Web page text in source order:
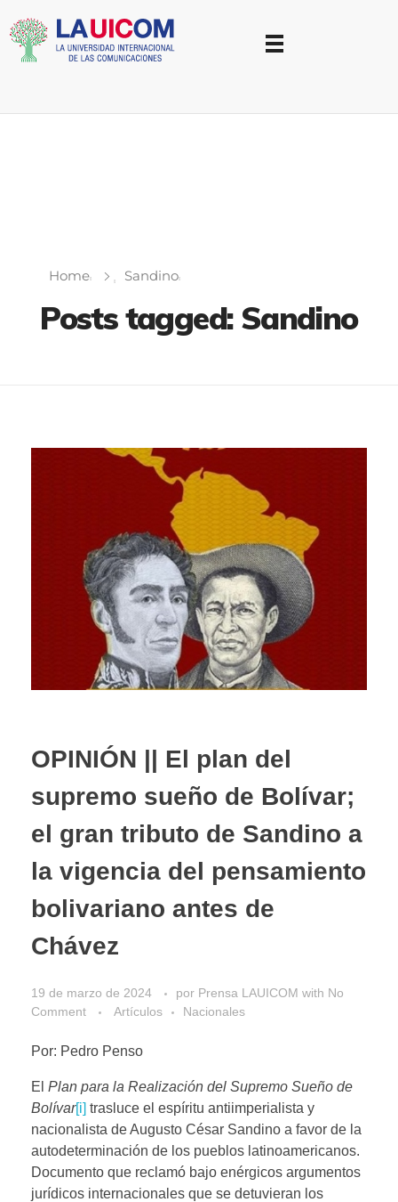
Home Sandino
Posts tagged: Sandino
OPINIÓN || El plan del
supremo sueño de Bolívar;
el gran tributo de Sandino a
la vigencia del pensamiento
bolivariano antes de
Chávez
19 de marzo de 2024 por Prensa LAUICOM with No
Comment
Artículos Nacionales
Por: Pedro Penso
El Plan para la Realización del Supremo Sueño de
Bolívar[i] trasluce el espíritu antiimperialista y
nacionalista de Augusto César Sandino a favor de la
autodeterminación de los pueblos latinoamericanos.
Documento que reclamó bajo enérgicos argumentos
jurídicos internacionales que se detuvieran los